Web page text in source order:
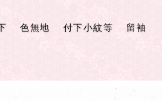
色無地 付下小紋等 留袖